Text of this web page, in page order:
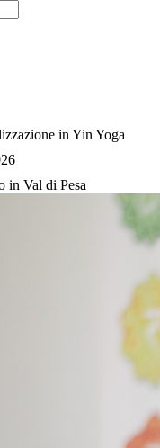
in Yin Yoga
in Val di Pesa